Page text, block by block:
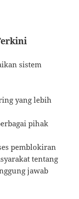
sistem
yang lebih
pihak
pemblokiran
tentang
jawab